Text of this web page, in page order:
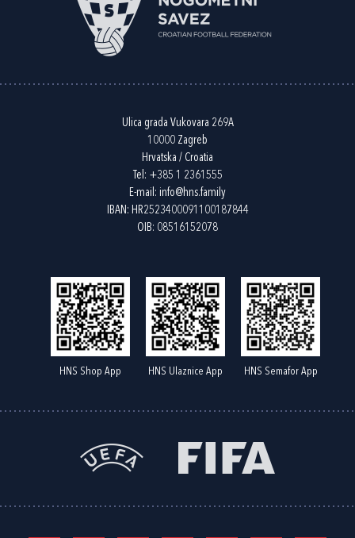
Ulica grada Vukovara 269A
10000 Zagreb
Hrvatska / Croatia
Tel: +385 1 2361555
E-mail: info@hns.family
IBAN: HR2523400091100187844
OIB: 08516152078
HNS Shop App HNS Ulaznice App HNS Semafor App